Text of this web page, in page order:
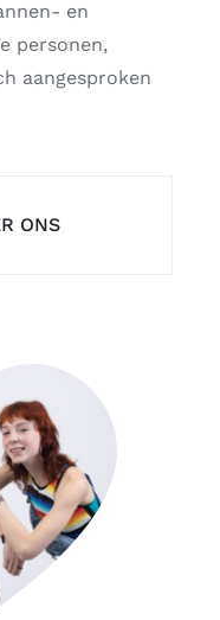
en
personen,
aangesproken
ONS